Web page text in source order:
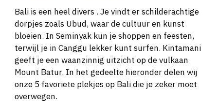
Bali is een heel divers . Je vindt er schilderachtige
dorpjes zoals Ubud, waar de cultuur en kunst
bloeien. In Seminyak kun je shoppen en feesten,
terwijl je in Canggu lekker kunt surfen. Kintamani
geeft je een waanzinnig uitzicht op de vulkaan
Mount Batur. In het gedeelte hieronder delen wij
onze 5 favoriete plekjes op Bali die je zeker moet
overwegen.